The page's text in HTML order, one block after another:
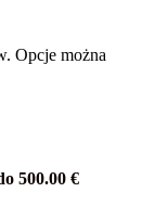
Opcje można
500.00 €